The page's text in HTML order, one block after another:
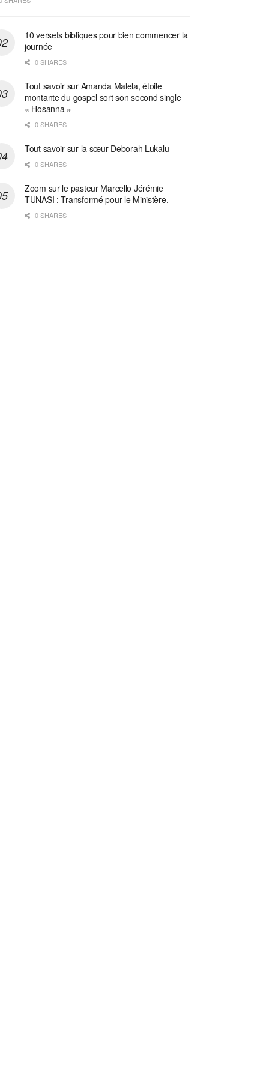
10 versets bibliques pour bien commencer la
journée
0 SHARES
Tout savoir sur Amanda Malela, étoile
montante du gospel sort son second single
« Hosanna »
0 SHARES
Tout savoir sur la sœur Deborah Lukalu
0 SHARES
Zoom sur le pasteur Marcello Jérémie
TUNASI : Transformé pour le Ministère.
0 SHARES